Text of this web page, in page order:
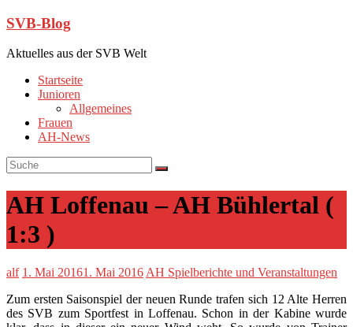
SVB-Blog
Aktuelles aus der SVB Welt
Startseite
Junioren
Allgemeines
Frauen
AH-News
AH Loffenau – AH Bühlertal (
1:3 )
alf 1. Mai 20161. Mai 2016 AH Spielberichte und Veranstaltungen
Zum ersten Saisonspiel der neuen Runde trafen sich 12 Alte Herren
des SVB zum Sportfest in Loffenau. Schon in der Kabine wurde